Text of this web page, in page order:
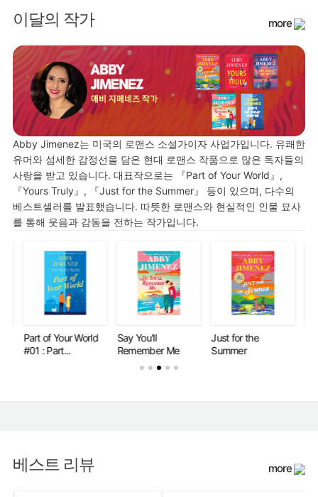
이달의 작가 more
Abby Jimenez는 미국의 로맨스 소설가이자 사업가입니다. 유쾌한
유머와 섬세한 감정선을 담은 현대 로맨스 작품으로 많은 독자들의
사랑을 받고 있습니다. 대표작으로는 『Part of Your World』,
『Yours Truly』, 『Just for the Summer』 등이 있으며, 다수의
베스트셀러를 발표했습니다. 따뜻한 로맨스와 현실적인 인물 묘사
를 통해 웃음과 감동을 전하는 작가입니다.
Part of Your World
#01 : Part...
Say You'll
Remember Me
Just for the
Summer
베스트 리뷰 more